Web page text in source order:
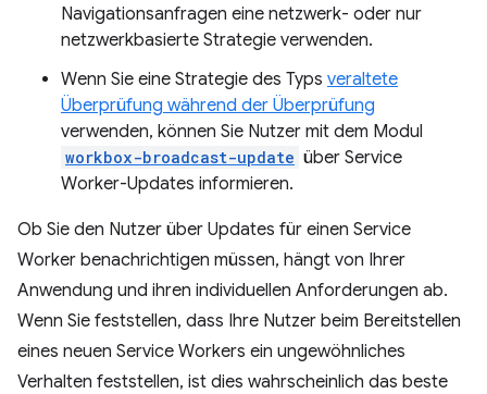
Navigationsanfragen eine netzwerk- oder nur
netzwerkbasierte Strategie verwenden.
Wenn Sie eine Strategie des Typs veraltete
Überprüfung während der Überprüfung
verwenden, können Sie Nutzer mit dem Modul
workbox-broadcast-update über Service
Worker-Updates informieren.
Ob Sie den Nutzer über Updates für einen Service
Worker benachrichtigen müssen, hängt von Ihrer
Anwendung und ihren individuellen Anforderungen ab.
Wenn Sie feststellen, dass Ihre Nutzer beim Bereitstellen
eines neuen Service Workers ein ungewöhnliches
Verhalten feststellen, ist dies wahrscheinlich das beste